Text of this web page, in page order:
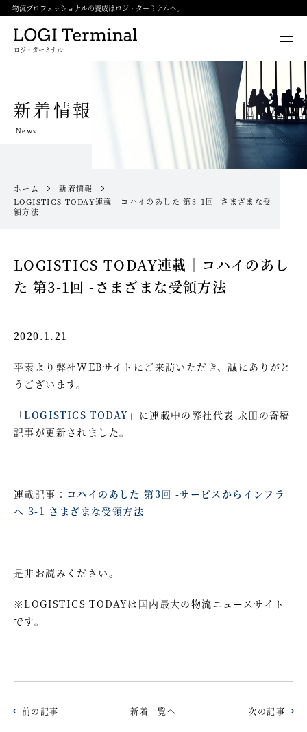
物流プロフェッショナルの養成はロジ・ターミナルへ。
ロジ・ターミナル
新着情報
News
ホーム
新着情報
LOGISTICS TODAY連載｜コハイのあした 第3-1回 -さまざまな受
領方法
LOGISTICS TODAY連載｜コハイのあし
た 第3-1回 -さまざまな受領方法
2020.1.21
平素より弊社WEBサイトにご来訪いただき、誠にありがと
うございます。
「LOGISTICS TODAY 」に連載中の弊社代表 永田の寄稿
記事が更新されました。
連載記事： コハイのあした 第3回 -サービスからインフラ
へ 3-1 さまざまな受領方法
是非お読みください。
※LOGISTICS TODAYは国内最大の物流ニュースサイト
です。
前の記事 新着一覧へ 次の記事